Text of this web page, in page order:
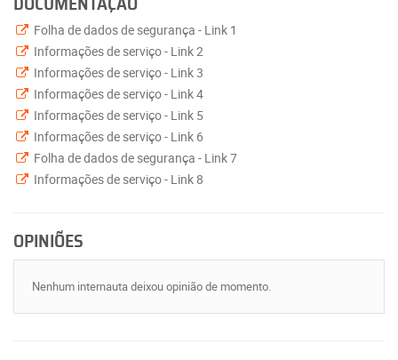
DOCUMENTAÇÃO
Folha de dados de segurança - Link 1
Informações de serviço - Link 2
Informações de serviço - Link 3
Informações de serviço - Link 4
Informações de serviço - Link 5
Informações de serviço - Link 6
Folha de dados de segurança - Link 7
Informações de serviço - Link 8
OPINIÕES
Nenhum internauta deixou opinião de momento.